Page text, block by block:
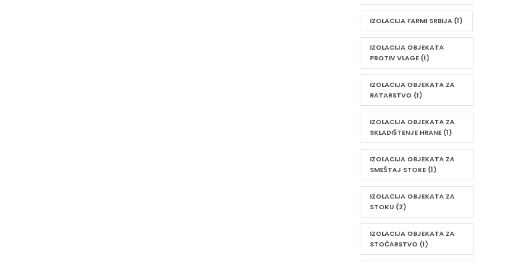
IZOLACIJA FARMI SRBIJA (1)
IZOLACIJA OBJEKATA
PROTIV VLAGE (1)
IZOLACIJA OBJEKATA ZA
RATARSTVO (1)
IZOLACIJA OBJEKATA ZA
SKLADIŠTENJE HRANE (1)
IZOLACIJA OBJEKATA ZA
SMEŠTAJ STOKE (1)
IZOLACIJA OBJEKATA ZA
STOKU (2)
IZOLACIJA OBJEKATA ZA
STOČARSTVO (1)